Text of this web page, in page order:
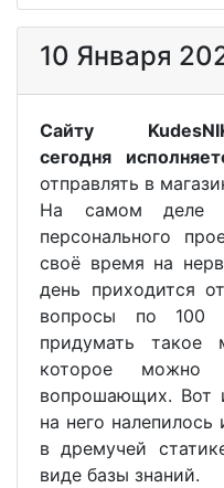
10 Января
Сайту
сегодня
отправлять в
На самом деле
персонального
своё время на
день приходится
вопросы по 100
придумать
которое можно
вопрошающих. Вот
на него налепилось
в дремучей
виде базы знаний.